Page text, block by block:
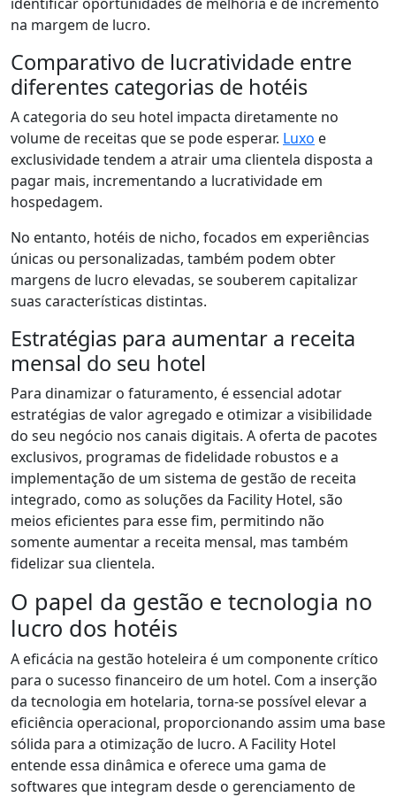
na margem de lucro.
Comparativo de lucratividade entre
diferentes categorias de hotéis
A categoria do seu hotel impacta diretamente no
volume de receitas que se pode esperar. Luxo e
exclusividade tendem a atrair uma clientela disposta a
pagar mais, incrementando a lucratividade em
hospedagem.
No entanto, hotéis de nicho, focados em experiências
únicas ou personalizadas, também podem obter
margens de lucro elevadas, se souberem capitalizar
suas características distintas.
Estratégias para aumentar a receita
mensal do seu hotel
Para dinamizar o faturamento, é essencial adotar
estratégias de valor agregado e otimizar a visibilidade
do seu negócio nos canais digitais. A oferta de pacotes
exclusivos, programas de fidelidade robustos e a
implementação de um sistema de gestão de receita
integrado, como as soluções da Facility Hotel, são
meios eficientes para esse fim, permitindo não
somente aumentar a receita mensal, mas também
fidelizar sua clientela.
O papel da gestão e tecnologia no
lucro dos hotéis
A eficácia na gestão hoteleira é um componente crítico
para o sucesso financeiro de um hotel. Com a inserção
da tecnologia em hotelaria, torna-se possível elevar a
eficiência operacional, proporcionando assim uma base
sólida para a otimização de lucro. A Facility Hotel
entende essa dinâmica e oferece uma gama de
softwares que integram desde o gerenciamento de